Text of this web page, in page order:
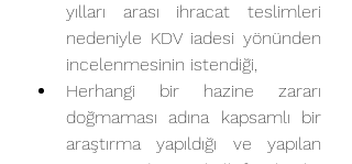
yılları arası ihracat teslimleri
nedeniyle KDV iadesi yönünden
incelenmesinin istendiği,
Herhangi bir hazine zararı
doğmaması adına kapsamlı bir
araştırma yapıldığı ve yapılan